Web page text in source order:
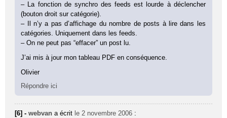
– La fonction de synchro des feeds est lourde à déclencher
(bouton droit sur catégorie).
– Il n’y a pas d’affichage du nombre de posts à lire dans les
catégories. Uniquement dans les feeds.
– On ne peut pas “effacer” un post lu.
J’ai mis à jour mon tableau PDF en conséquence.
Olivier
Répondre ici
[6] -webvan a écrit le 2 novembre 2006 :